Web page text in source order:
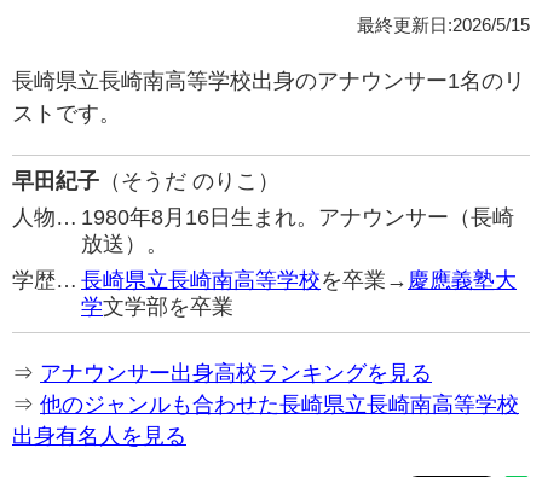
最終更新日:2026/5/15
長崎県立長崎南高等学校出身のアナウンサー1名のリ
ストです。
早田紀子 （そうだ のりこ）
人物… 1980年8月16日生まれ。アナウンサー（長崎
放送）。
学歴… 長崎県立長崎南高等学校を卒業→ 慶應義塾大
学文学部を卒業
⇒ アナウンサー出身高校ランキングを見る
⇒ 他のジャンルも合わせた長崎県立長崎南高等学校
出身有名人を見る